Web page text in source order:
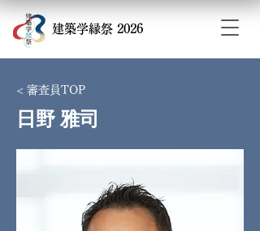
​建築学縁祭 2026
< 審査員TOP
日野 雅司